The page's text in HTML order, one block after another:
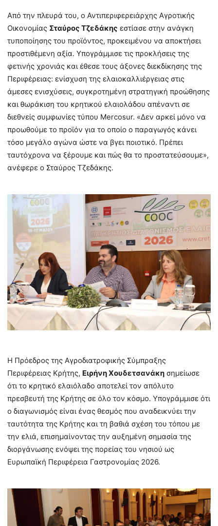
Από την πλευρά του, ο Αντιπεριφερειάρχης Αγροτικής
Οικονομίας Σταύρος Τζεδάκης εστίασε στην ανάγκη
τυποποίησης του προϊόντος, προκειμένου να αποκτήσει
προστιθέμενη αξία. Υπογράμμισε τις προκλήσεις της
φετινής χρονιάς και έθεσε τους άξονες διεκδίκησης της
Περιφέρειας: ενίσχυση της ελαιοκαλλιέργειας στις
άμεσες ενισχύσεις, συγκροτημένη στρατηγική προώθησης
και θωράκιση του κρητικού ελαιολάδου απέναντι σε
διεθνείς συμφωνίες τύπου Mercosur. «Δεν αρκεί μόνο να
προωθούμε το προϊόν για το οποίο ο παραγωγός κάνει
τόσο μεγάλο αγώνα ώστε να βγει ποιοτικό. Πρέπει
ταυτόχρονα να ξέρουμε και πώς θα το προστατεύσουμε»,
ανέφερε ο Σταύρος Τζεδάκης.
Η Πρόεδρος της Αγροδιατροφικής Σύμπραξης
Περιφέρειας Κρήτης, Ειρήνη Χουδετσανάκη σημείωσε
ότι το κρητικό ελαιόλαδο αποτελεί τον απόλυτο
πρεσβευτή της Κρήτης σε όλο τον κόσμο. Υπογράμμισε ότι
ο διαγωνισμός είναι ένας θεσμός που αναδεικνύει την
ταυτότητα της Κρήτης και τη βαθιά σχέση του τόπου με
την ελιά, επισημαίνοντας την αυξημένη σημασία της
διοργάνωσης ενόψει της πορείας του νησιού ως
Ευρωπαϊκή Περιφέρεια Γαστρονομίας 2026.